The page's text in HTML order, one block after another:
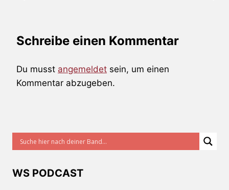
Schreibe einen Kommentar
Du musst angemeldet sein, um einen
Kommentar abzugeben.
WS PODCAST